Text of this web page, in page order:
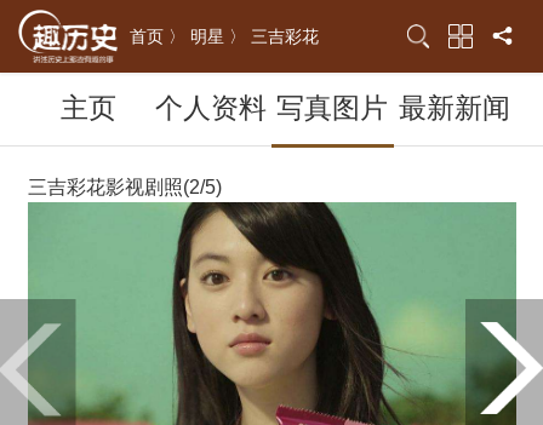
首页 〉 明星 〉 三吉彩花
主页 个人资料 写真图片 最新新闻
三吉彩花影视剧照(2/5)